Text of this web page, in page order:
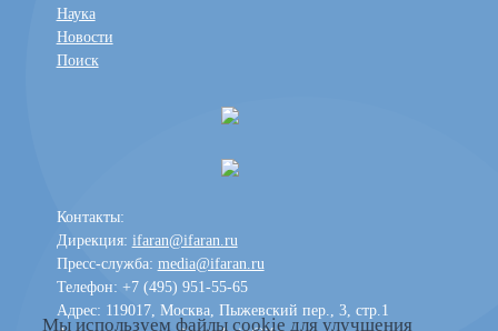
Наука
Новости
Поиск
Контакты:
Дирекция: ifaran@ifaran.ru
Пресс-служба: media@ifaran.ru
Телефон: +7 (495) 951-55-65
Адрес: 119017, Москва, Пыжевский пер., 3, стр.1
Мы используем файлы cookie для улучшения